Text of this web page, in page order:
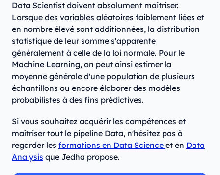
Data Scientist doivent absolument maitriser.
Lorsque des variables aléatoires faiblement liées et
en nombre élevé sont additionnées, la distribution
statistique de leur somme s'apparente
généralement à celle de la loi normale. Pour le
Machine Learning, on peut ainsi estimer la
moyenne générale d'une population de plusieurs
échantillons ou encore élaborer des modèles
probabilistes à des fins prédictives.
Si vous souhaitez acquérir les compétences et
maîtriser tout le pipeline Data, n'hésitez pas à
regarder les formations en Data Science et en Data
Analysis que Jedha propose.